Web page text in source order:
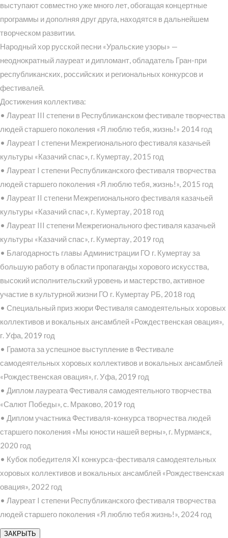
выступают совместно уже много лет, обогащая концертные
программы и дополняя друг друга, находятся в дальнейшем
творческом развитии.
Народный хор русской песни «Уральские узоры» —
неоднократный лауреат и дипломант, обладатель Гран-при
республиканских, российских и региональных конкурсов и
фестивалей.
Достижения коллектива:
• Лауреат III степени в Республиканском фестивале творчества
людей старшего поколения «Я люблю тебя, жизнь!» 2014 год
• Лауреат I степени Межрегионального фестиваля казачьей
культуры «Казачий спас», г. Кумертау, 2015 год
• Лауреат I степени Республиканского фестиваля творчества
людей старшего поколения «Я люблю тебя, жизнь!», 2015 год
• Лауреат II степени Межрегионального фестиваля казачьей
культуры «Казачий спас», г. Кумертау, 2018 год
• Лауреат III степени Межрегионального фестиваля казачьей
культуры «Казачий спас», г. Кумертау, 2019 год
• Благодарность главы Администрации ГО г. Кумертау за
большую работу в области пропаганды хорового искусства,
высокий исполнительский уровень и мастерство, активное
участие в культурной жизни ГО г. Кумертау РБ, 2018 год
• Специальный приз жюри Фестиваля самодеятельных хоровых
коллективов и вокальных ансамблей «Рождественская овация»,
г. Уфа, 2019 год
• Грамота за успешное выступление в Фестивале
самодеятельных хоровых коллективов и вокальных ансамблей
«Рождественская овация», г. Уфа, 2019 год
• Диплом лауреата Фестиваля самодеятельного творчества
«Салют Победы», с. Мраково, 2019 год
• Диплом участника Фестиваля-конкурса творчества людей
старшего поколения «Мы юности нашей верны», г. Мурманск,
2020 год
• Кубок победителя XI конкурса-фестиваля самодеятельных
хоровых коллективов и вокальных ансамблей «Рождественская
овация», 2022 год
• Лауреат I степени Республиканского фестиваля творчества
людей старшего поколения «Я люблю тебя жизнь!», 2024 год
ЗАКРЫТЬ